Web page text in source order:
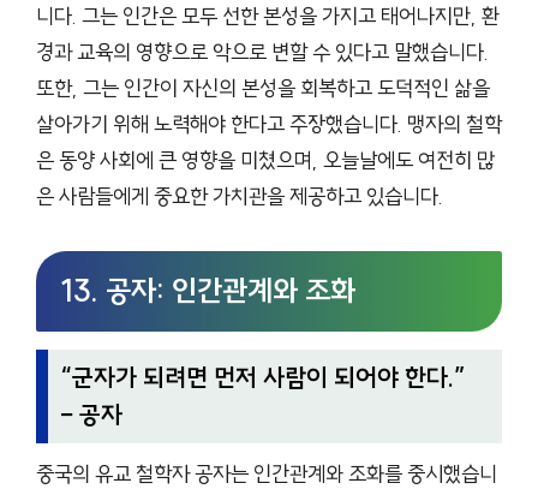
니다. 그는 인간은 모두 선한 본성을 가지고 태어나지만, 환
경과 교육의 영향으로 악으로 변할 수 있다고 말했습니다.
또한, 그는 인간이 자신의 본성을 회복하고 도덕적인 삶을
살아가기 위해 노력해야 한다고 주장했습니다. 맹자의 철학
은 동양 사회에 큰 영향을 미쳤으며, 오늘날에도 여전히 많
은 사람들에게 중요한 가치관을 제공하고 있습니다.
13. 공자: 인간관계와 조화
“군자가 되려면 먼저 사람이 되어야 한다.”
– 공자
중국의 유교 철학자 공자는 인간관계와 조화를 중시했습니